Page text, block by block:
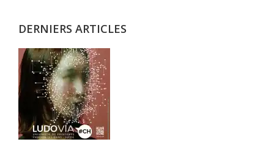
DERNIERS ARTICLES